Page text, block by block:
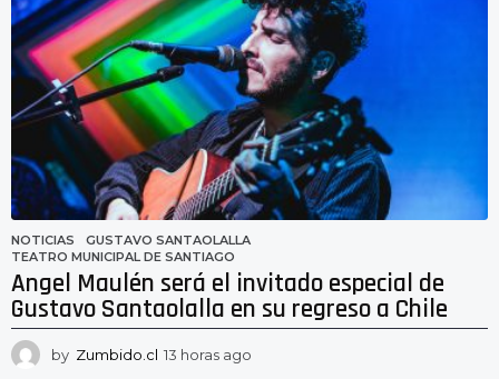
NOTICIAS GUSTAVO SANTAOLALLA
TEATRO MUNICIPAL DE SANTIAGO
Angel Maulén será el invitado especial de
Gustavo Santaolalla en su regreso a Chile
by Zumbido.cl 13 horas ago